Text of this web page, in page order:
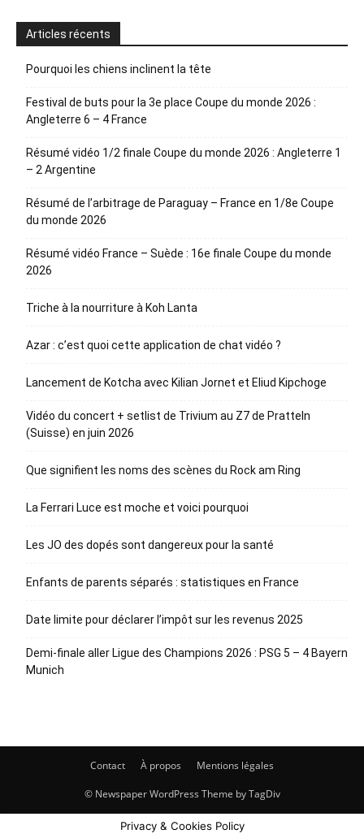
Articles récents
Pourquoi les chiens inclinent la tête
Festival de buts pour la 3e place Coupe du monde 2026 :
Angleterre 6 – 4 France
Résumé vidéo 1/2 finale Coupe du monde 2026 : Angleterre 1
– 2 Argentine
Résumé de l’arbitrage de Paraguay – France en 1/8e Coupe
du monde 2026
Résumé vidéo France – Suède : 16e finale Coupe du monde
2026
Triche à la nourriture à Koh Lanta
Azar : c’est quoi cette application de chat vidéo ?
Lancement de Kotcha avec Kilian Jornet et Eliud Kipchoge
Vidéo du concert + setlist de Trivium au Z7 de Pratteln
(Suisse) en juin 2026
Que signifient les noms des scènes du Rock am Ring
La Ferrari Luce est moche et voici pourquoi
Les JO des dopés sont dangereux pour la santé
Enfants de parents séparés : statistiques en France
Date limite pour déclarer l’impôt sur les revenus 2025
Demi-finale aller Ligue des Champions 2026 : PSG 5 – 4 Bayern
Munich
Contact À propos Mentions légales
© Newspaper WordPress Theme by TagDiv
Privacy & Cookies Policy